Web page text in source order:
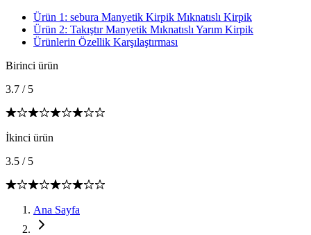
Ürün 1: sebura Manyetik Kirpik Mıknatıslı Kirpik
Ürün 2: Takıştır Manyetik Mıknatıslı Yarım Kirpik
Ürünlerin Özellik Karşılaştırması
Birinci ürün
3.7 / 5
İkinci ürün
3.5 / 5
Ana Sayfa